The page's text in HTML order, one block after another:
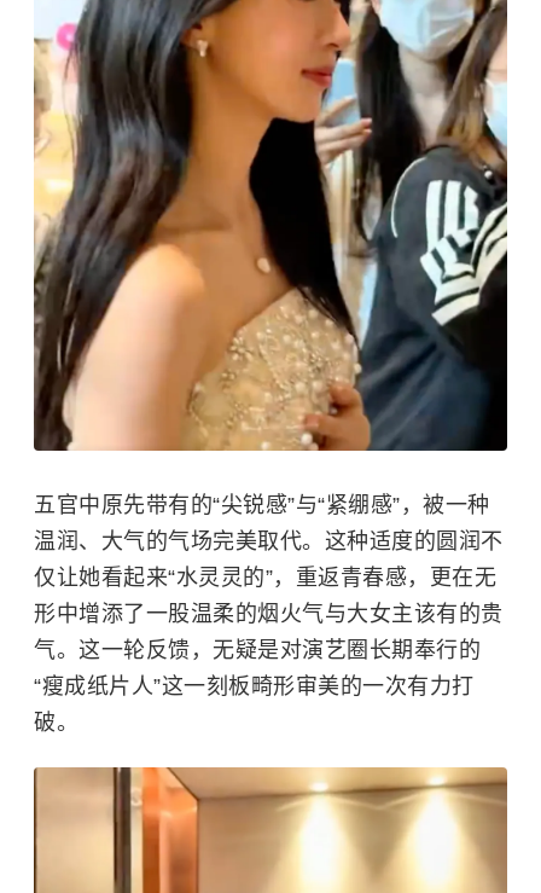
五官中原先带有的“尖锐感”与“紧绷感”，被一种
温润、大气的气场完美取代。这种适度的圆润不
仅让她看起来“水灵灵的”，重返青春感，更在无
形中增添了一股温柔的烟火气与大女主该有的贵
气。这一轮反馈，无疑是对演艺圈长期奉行的
“瘦成纸片人”这一刻板畸形审美的一次有力打
破。